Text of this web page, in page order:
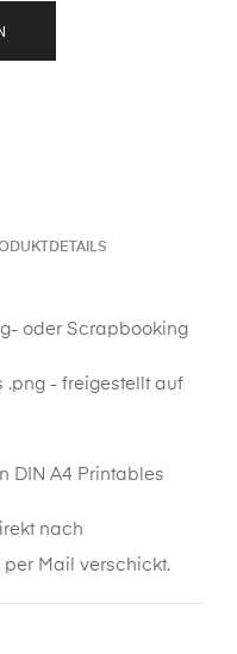
oder Scrapbooking
.png - freigestellt auf
DIN A4 Printables
nach
Mail verschickt.